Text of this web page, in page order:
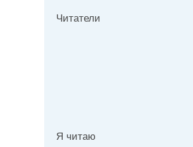
Читатели
Я читаю